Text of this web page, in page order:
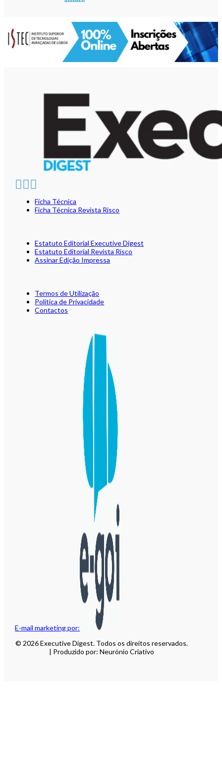
E-mail marketing por:
Ficha Técnica
Ficha Técnica Revista Risco
Estatuto Editorial Executive Digest
Estatuto Editorial Revista Risco
Assinar Edição Impressa
Termos de Utilização
Política de Privacidade
Contactos
© 2026 Executive Digest. Todos os direitos reservados.
| Produzido por: Neurónio Criativo